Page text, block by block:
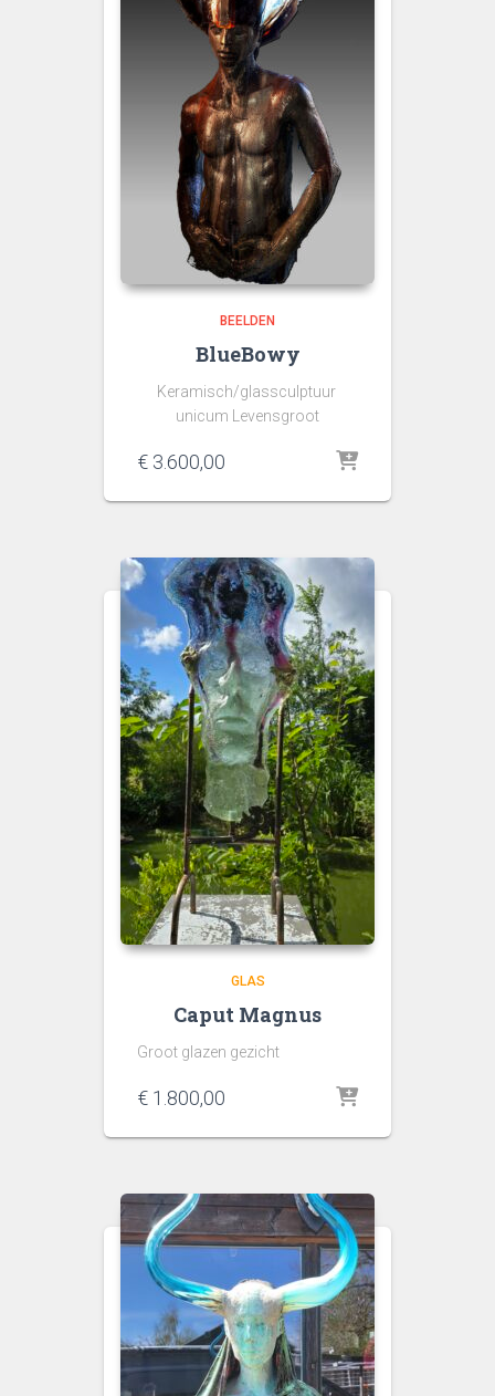
BEELDEN
BlueBowy
Keramisch/glassculptuur
unicum Levensgroot
€ 3.600,00
GLAS
Caput Magnus
Groot glazen gezicht
€ 1.800,00